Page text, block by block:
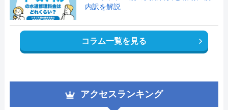
内訳を解説
コラム一覧を見る
アクセスランキング